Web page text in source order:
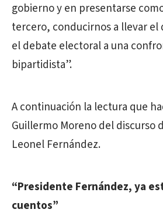
gobierno y en presentarse
tercero, conducirnos a llevar el
el debate electoral a una
bipartidista”.
A continuación la lectura que
Guillermo Moreno del discurso
Leonel Fernández.
“Presidente Fernández, ya
cuentos”